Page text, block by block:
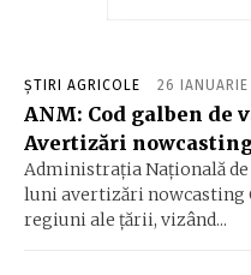
ȘTIRI AGRICOLE 26
ANM: Cod galben de
Avertizări
Administrația Națională
luni avertizări nowcasting
regiuni ale țării, vizând...